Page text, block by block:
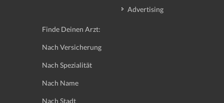
Advertising
Finde Deinen Arzt:
Nach Versicherung
Nach Spezialität
Nach Name
Nach Stadt